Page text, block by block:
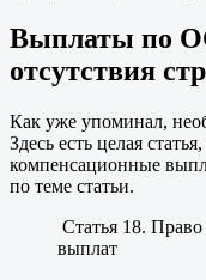
Выплаты по
отсутствия
Как уже упоминал,
Здесь есть целая
компенсационные
по теме статьи.
Статья 18.
выплат